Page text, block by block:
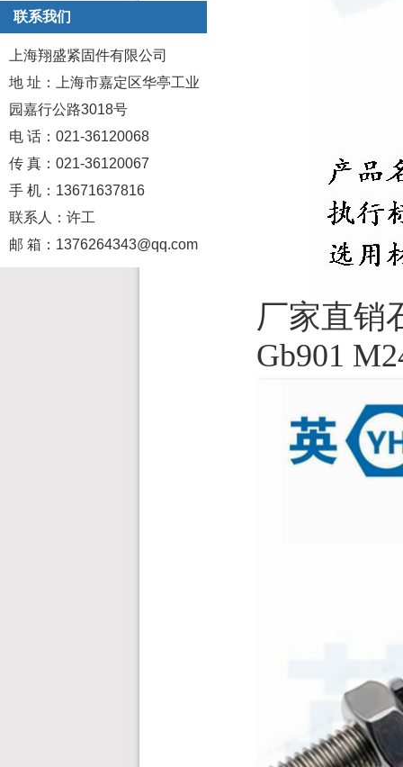
联系我们
上海翔盛紧固件有限公司
地 址：上海市嘉定区华亭工业
园嘉行公路3018号
电 话：021-36120068
传 真：021-36120067
手 机：13671637816
联系人：许工
邮 箱：1376264343@qq.com
厂家直销
Gb901